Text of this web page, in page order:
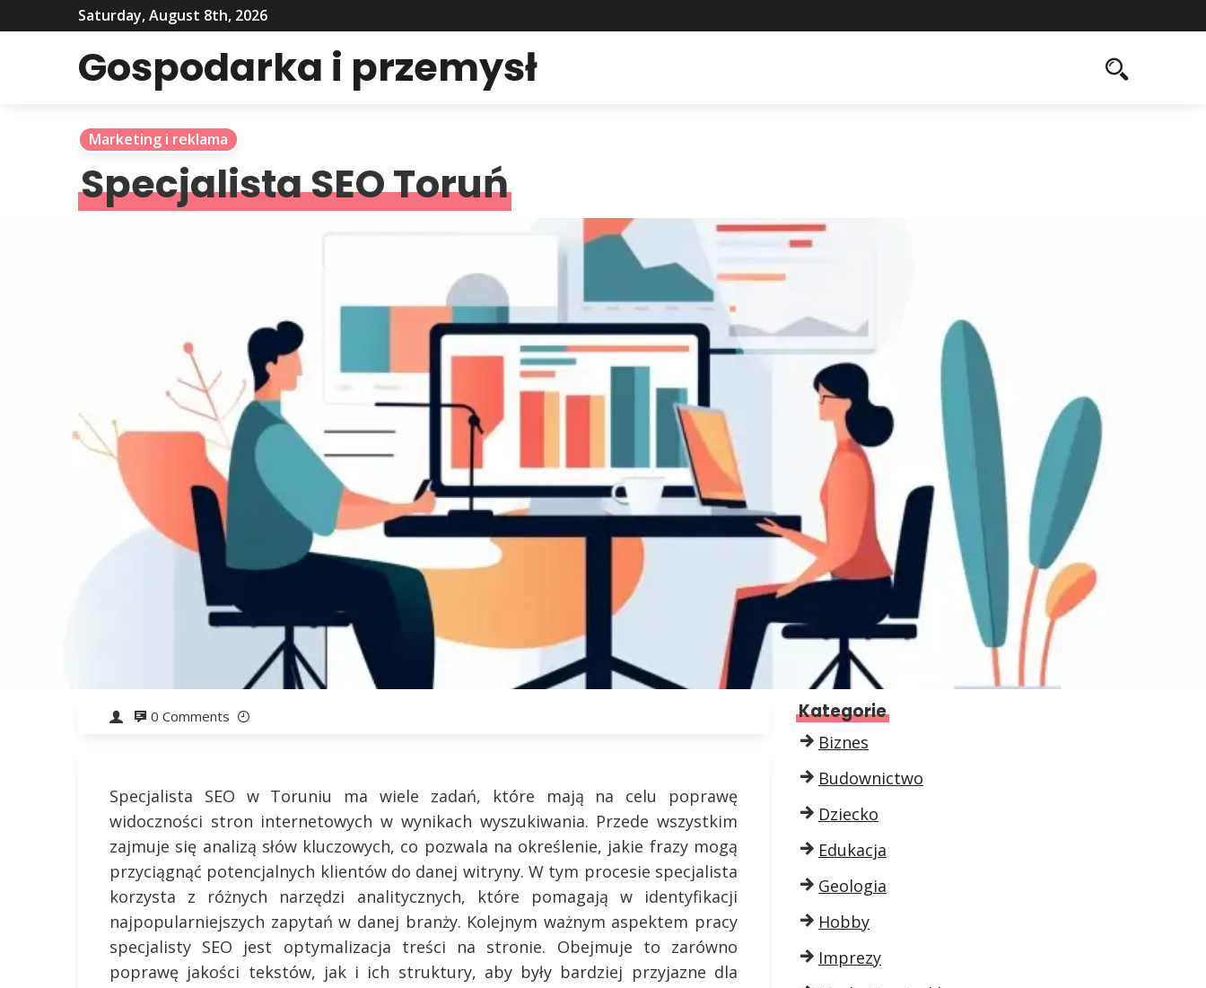
Saturday, August 8th, 2026
Gospodarka i przemysł
Marketing i reklama
Specjalista SEO Toruń
0 Comments
Specjalista SEO w Toruniu ma wiele zadań, które mają na celu poprawę
widoczności stron internetowych w wynikach wyszukiwania. Przede wszystkim
zajmuje się analizą słów kluczowych, co pozwala na określenie, jakie frazy mogą
przyciągnąć potencjalnych klientów do danej witryny. W tym procesie specjalista
korzysta z różnych narzędzi analitycznych, które pomagają w identyfikacji
najpopularniejszych zapytań w danej branży. Kolejnym ważnym aspektem pracy
specjalisty SEO jest optymalizacja treści na stronie. Obejmuje to zarówno
poprawę jakości tekstów, jak i ich struktury, aby były bardziej przyjazne dla
Kategorie
Biznes
Budownictwo
Dziecko
Edukacja
Geologia
Hobby
Imprezy